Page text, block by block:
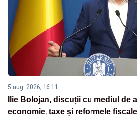
5 aug. 2026, 16:11
Ilie Bolojan, discuții cu mediul de
economie, taxe și reformele fiscale